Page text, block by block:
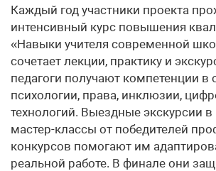
Каждый год участники проекта
интенсивный курс повышения
«Навыки учителя современной
сочетает лекции, практику и
педагоги получают компетенции в
психологии, права, инклюзии,
технологий. Выездные экскурсии
мастер-классы от победителей
конкурсов помогают им
реальной работе. В финале они